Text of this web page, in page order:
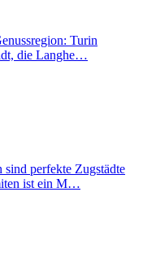
Turin
die Langhe…
perfekte Zugstädte
ist ein M…